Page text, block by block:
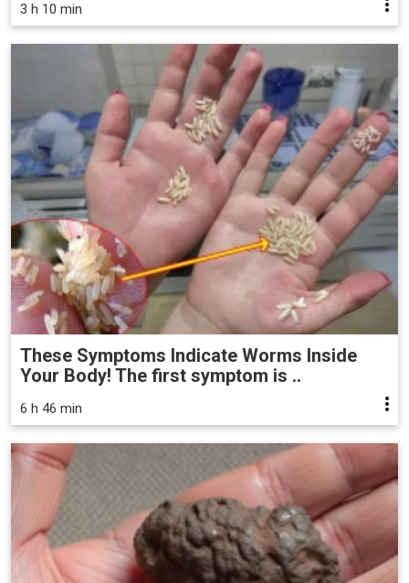
3 h 10 min
These Symptoms Indicate Worms Inside
Your Body! The first symptom is ..
6 h 46 min